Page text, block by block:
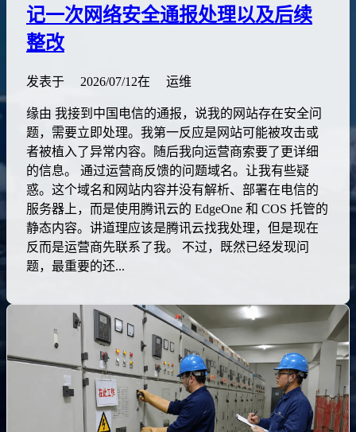
记一次网络安全通报处理以及后续
整改
发表于 2026/07/12在 运维
缘由 我接到中国电信的通报，说我的网站存在安全问
题，需要立即处理。我第一反应是网站可能被攻击或
者被植入了异常内容。随后我向运营商索要了更详细
的信息。 通过运营商反馈的问题域名。让我有些疑
惑。这个域名和网站内容并没有解析、部署在电信的
服务器上，而是使用腾讯云的 EdgeOne 和 COS 托管的
静态内容。讲道理应该是腾讯云找我处理，但是现在
反而是运营商先联系了我。 不过，既然已经发现问
题，最重要的还...